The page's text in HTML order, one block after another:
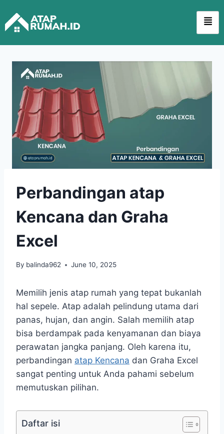
Perbandingan atap
Kencana dan Graha
Excel
By balinda962 June 10, 2025
Memilih jenis atap rumah yang tepat bukanlah
hal sepele. Atap adalah pelindung utama dari
panas, hujan, dan angin. Salah memilih atap
bisa berdampak pada kenyamanan dan biaya
perawatan jangka panjang. Oleh karena itu,
perbandingan atap Kencana dan Graha Excel
sangat penting untuk Anda pahami sebelum
memutuskan pilihan.
Daftar isi